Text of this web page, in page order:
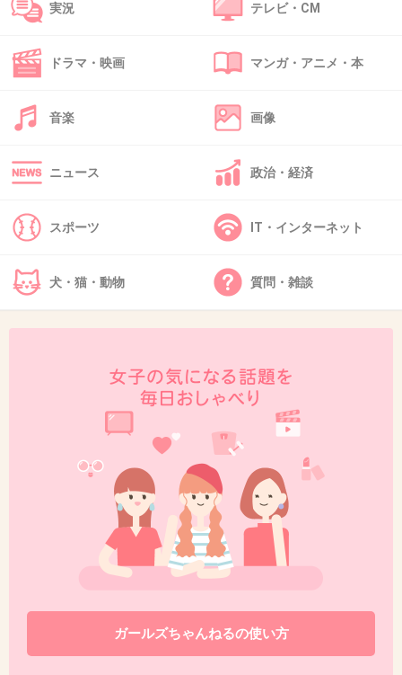
42. 匿名 2013/04/30(火) 17:33:07
新しい曲にしても
衣装やメイクにしても
変に大人ぶった感が不自然だなと思う。
大人になりました、反省しました、と言うイメージを押し付けられてる気がし
そんな人間ってかわるもの？
昔が自然だったとはいわない。むしろハッチャケぶりは演技だったでしょう。
+16
2013/04/30(火) 17:53:01
せっかく復帰したのにカバーばかりだね
新曲聞きたいものだ
+7
2013/04/30(火) 17:54:24
普通に歌下手でしょ。
実況 テレビ・CM
ドラマ・映画 マンガ・アニメ・本
音楽 画像
ニュース 政治・経済
スポーツ IT・インターネット
犬・猫・動物 質問・雑談
ガールズちゃんねるの使い方